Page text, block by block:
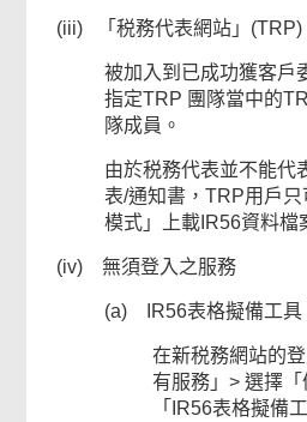
(iii) 「税務代表網站」(TRP)
被加入到已成功獲客戶
指定TRP 團隊當中的
隊成員。
由於税務代表並不能代
表/通知書，TRP用戶
模式」上載IR56資料檔
(iv) 無須登入之服務
(a) IR56表格擬
在新税務網站的
有服務」> 選擇
「IR56表格擬備